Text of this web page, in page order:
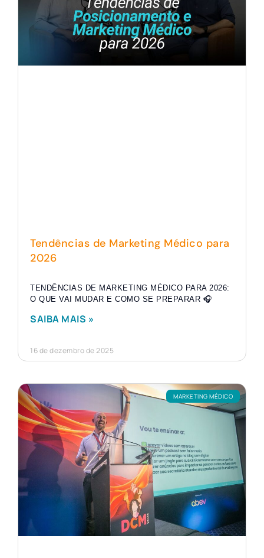
Tendências de Marketing Médico para
2026
TENDÊNCIAS DE MARKETING MÉDICO PARA 2026:
O QUE VAI MUDAR E COMO SE PREPARAR 🎧
SAIBA MAIS »
16 de dezembro de 2025
MARKETING MÉDICO